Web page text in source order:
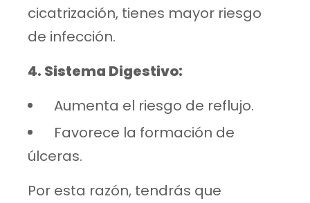
cicatrización, tienes mayor riesgo
de infección.
4.⁠ ⁠Sistema Digestivo:
⁠ ⁠Aumenta el riesgo de reflujo.
⁠ ⁠Favorece la formación de
úlceras.
Por esta razón, tendrás que